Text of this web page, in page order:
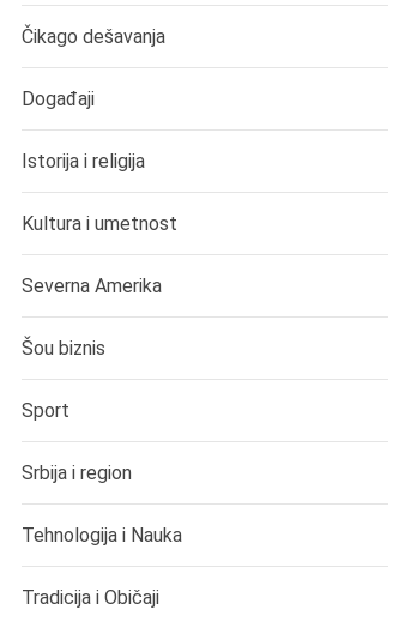
ČIKAGO DEŠAVANJA,DOGAĐAJI,SEVERNA AMERIKA
Čikago dešavanja
Događaji
Istorija i religija
Kultura i umetnost
Severna Amerika
Šou biznis
Sport
Srbija i region
Tehnologija i Nauka
Tradicija i Običaji